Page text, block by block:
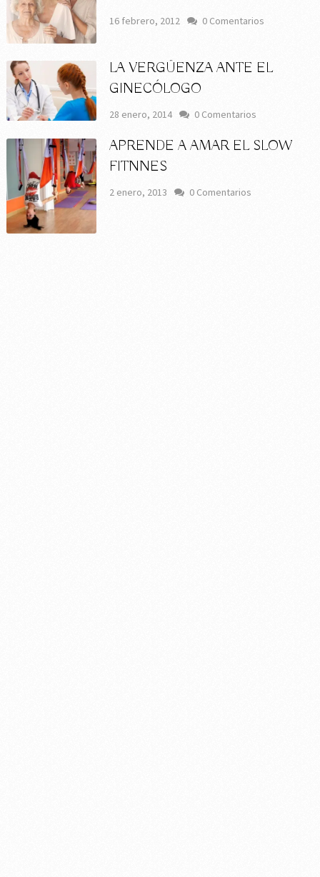
16 febrero, 2012 0 Comentarios
LA VERGÜENZA ANTE EL
GINECÓLOGO
28 enero, 2014 0 Comentarios
APRENDE A AMAR EL SLOW
FITNNES
2 enero, 2013 0 Comentarios